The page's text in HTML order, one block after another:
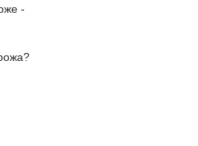
-